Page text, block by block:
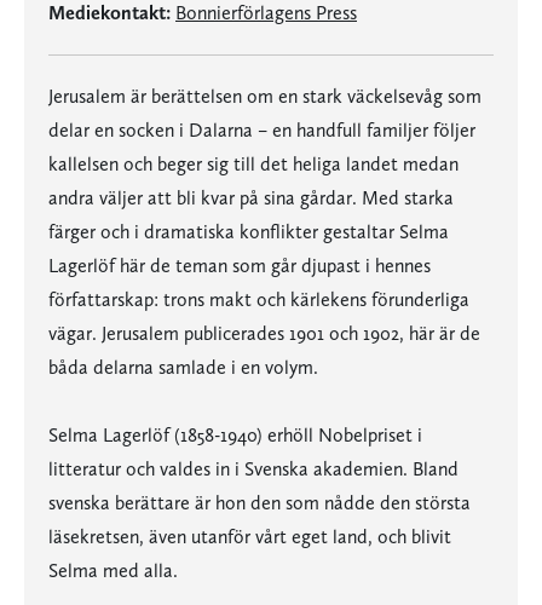
Mediekontakt: Bonnierförlagens Press
Jerusalem är berättelsen om en stark väckelsevåg som
delar en socken i Dalarna – en handfull familjer följer
kallelsen och beger sig till det heliga landet medan
andra väljer att bli kvar på sina gårdar. Med starka
färger och i dramatiska konflikter gestaltar Selma
Lagerlöf här de teman som går djupast i hennes
författarskap: trons makt och kärlekens förunderliga
vägar. Jerusalem publicerades 1901 och 1902, här är de
båda delarna samlade i en volym.
Selma Lagerlöf (1858-1940) erhöll Nobelpriset i
litteratur och valdes in i Svenska akademien. Bland
svenska berättare är hon den som nådde den största
läsekretsen, även utanför vårt eget land, och blivit
Selma med alla.